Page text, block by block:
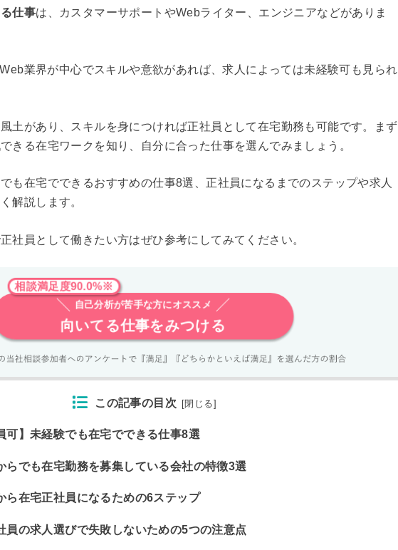
仕事は、カスタマーサポートやWebライター、エンジニアなどがありま
業界が中心でスキルや意欲があれば、求人によっては未経験可も見られ
土があり、スキルを身につければ正社員として在宅勤務も可能です。まず
きる在宅ワークを知り、自分に合った仕事を選んでみましょう。
も在宅でできるおすすめの仕事8選、正社員になるまでのステップや求人
解説します。
社員として働きたい方はぜひ参考にしてみてください。
相談満足度90.0%※
自己分析が苦手な方にオススメ
向いてる仕事をみつける
この記事の目次 閉じる
可】未経験でも在宅でできる仕事8選
らでも在宅勤務を募集している会社の特徴3選
ら在宅正社員になるための6ステップ
員の求人選びで失敗しないための5つの注意点